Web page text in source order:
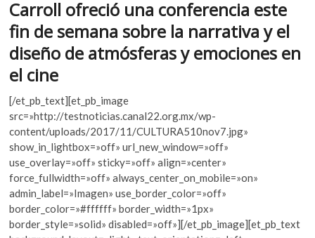
Carroll ofreció una conferencia este
fin de semana sobre la narrativa y el
diseño de atmósferas y emociones en
el cine
[/et_pb_text][et_pb_image
src=»http://testnoticias.canal22.org.mx/wp-
content/uploads/2017/11/CULTURA510nov7.jpg»
show_in_lightbox=»off» url_new_window=»off»
use_overlay=»off» sticky=»off» align=»center»
force_fullwidth=»off» always_center_on_mobile=»on»
admin_label=»Imagen» use_border_color=»off»
border_color=»#ffffff» border_width=»1px»
border_style=»solid» disabled=»off»][/et_pb_image][et_pb_text